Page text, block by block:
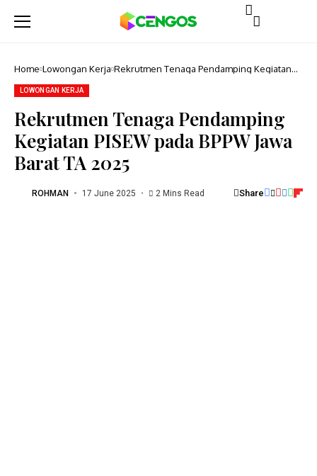
Home Lowongan Kerja Rekrutmen Tenaga Pendamping Kegiatan
LOWONGAN KERJA
Rekrutmen Tenaga Pendamping
Kegiatan PISEW pada BPPW Jawa
Barat TA 2025
ROHMAN 17 June 2025 2 Mins Read Share